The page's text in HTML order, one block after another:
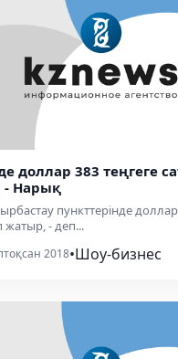
доллар 383 теңгеге
Нарық
пункттерінде доллар
жатыр, - деп...
2018•Шоу-бизнес